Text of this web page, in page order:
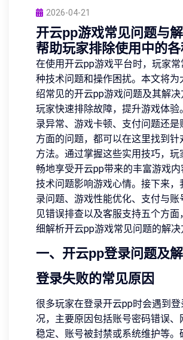
2026-04-21
开云pp游戏常见问题与
帮助玩家排除使用中的
在使用开云pp游戏平台时，玩家
种技术问题和操作困扰。本文将为
绍常见的开云pp游戏问题及其解决
玩家快速排除故障，提升游戏体验
录异常、游戏卡顿、支付问题还是
方面的问题，都可以在这里找到针
方法。通过掌握这些实用技巧，玩
畅地享受开云pp带来的丰富游戏内
技术问题影响游戏心情。接下来，
录问题、游戏性能优化、支付与账
见错误排查以及客服支持五个方面
细解析开云pp游戏常见问题的解决
一、开云pp登录问题及
登录失败的常见原因
很多玩家在登录开云pp时会遇到
况，主要原因包括账号密码错误、
稳定、账号被封禁或系统维护等。